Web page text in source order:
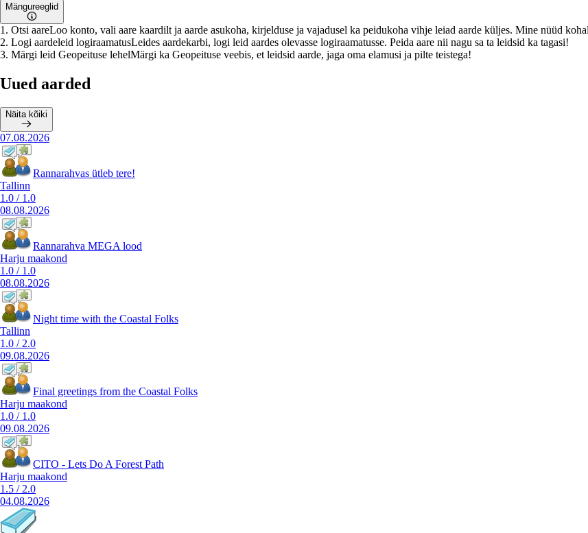
Mängureeglid
1 . Otsi aareLoo konto, vali aare kaardilt ja aarde asukoha, kirjelduse ja vajadusel ka peidukoha vihje leiad aarde küljes. Mine nüüd
2. Logi aardeleid logiraamatusLeides aardekarbi, logi leid aardes olevasse logiraamatusse. Peida aare nii nagu sa ta leidsid ka tagasi!
3. Märgi leid Geopeituse lehelMärgi ka Geopeituse veebis, et leidsid aarde, jaga oma elamusi ja pilte teistega!
Uued aarded
Näita kõiki
07.08.2026
Rannarahvas ütleb tere!
Tallinn
1.0 / 1.0
08.08.2026
Rannarahva MEGA lood
Harju maakond
1.0 / 1.0
08.08.2026
Night time with the Coastal Folks
Tallinn
1.0 / 2.0
09.08.2026
Final greetings from the Coastal Folks
Harju maakond
1.0 / 1.0
09.08.2026
CITO - Lets Do A Forest Path
Harju maakond
1.5 / 2.0
04.08.2026